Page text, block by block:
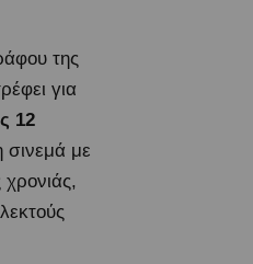
της
για
12
σινεμά με
χρονιάς,